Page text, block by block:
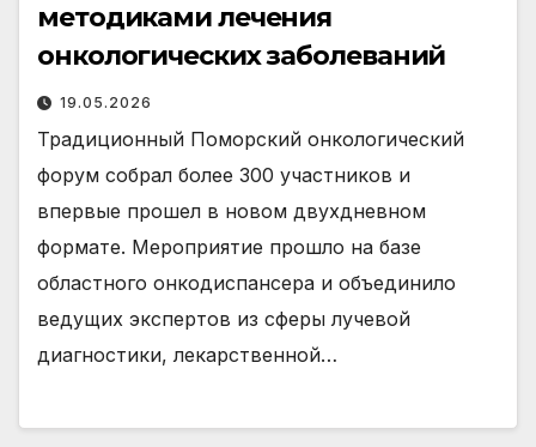
методиками лечения
онкологических заболеваний
19.05.2026
Традиционный Поморский онкологический
форум собрал более 300 участников и
впервые прошел в новом двухдневном
формате. Мероприятие прошло на базе
областного онкодиспансера и объединило
ведущих экспертов из сферы лучевой
диагностики, лекарственной…